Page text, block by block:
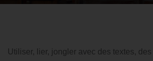
Utiliser, lier, jongler avec des textes,